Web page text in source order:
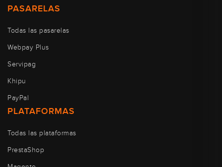
PASARELAS
Todas las pasarelas
Webpay Plus
Servipag
Khipu
PayPal
PLATAFORMAS
Todas las plataformas
PrestaShop